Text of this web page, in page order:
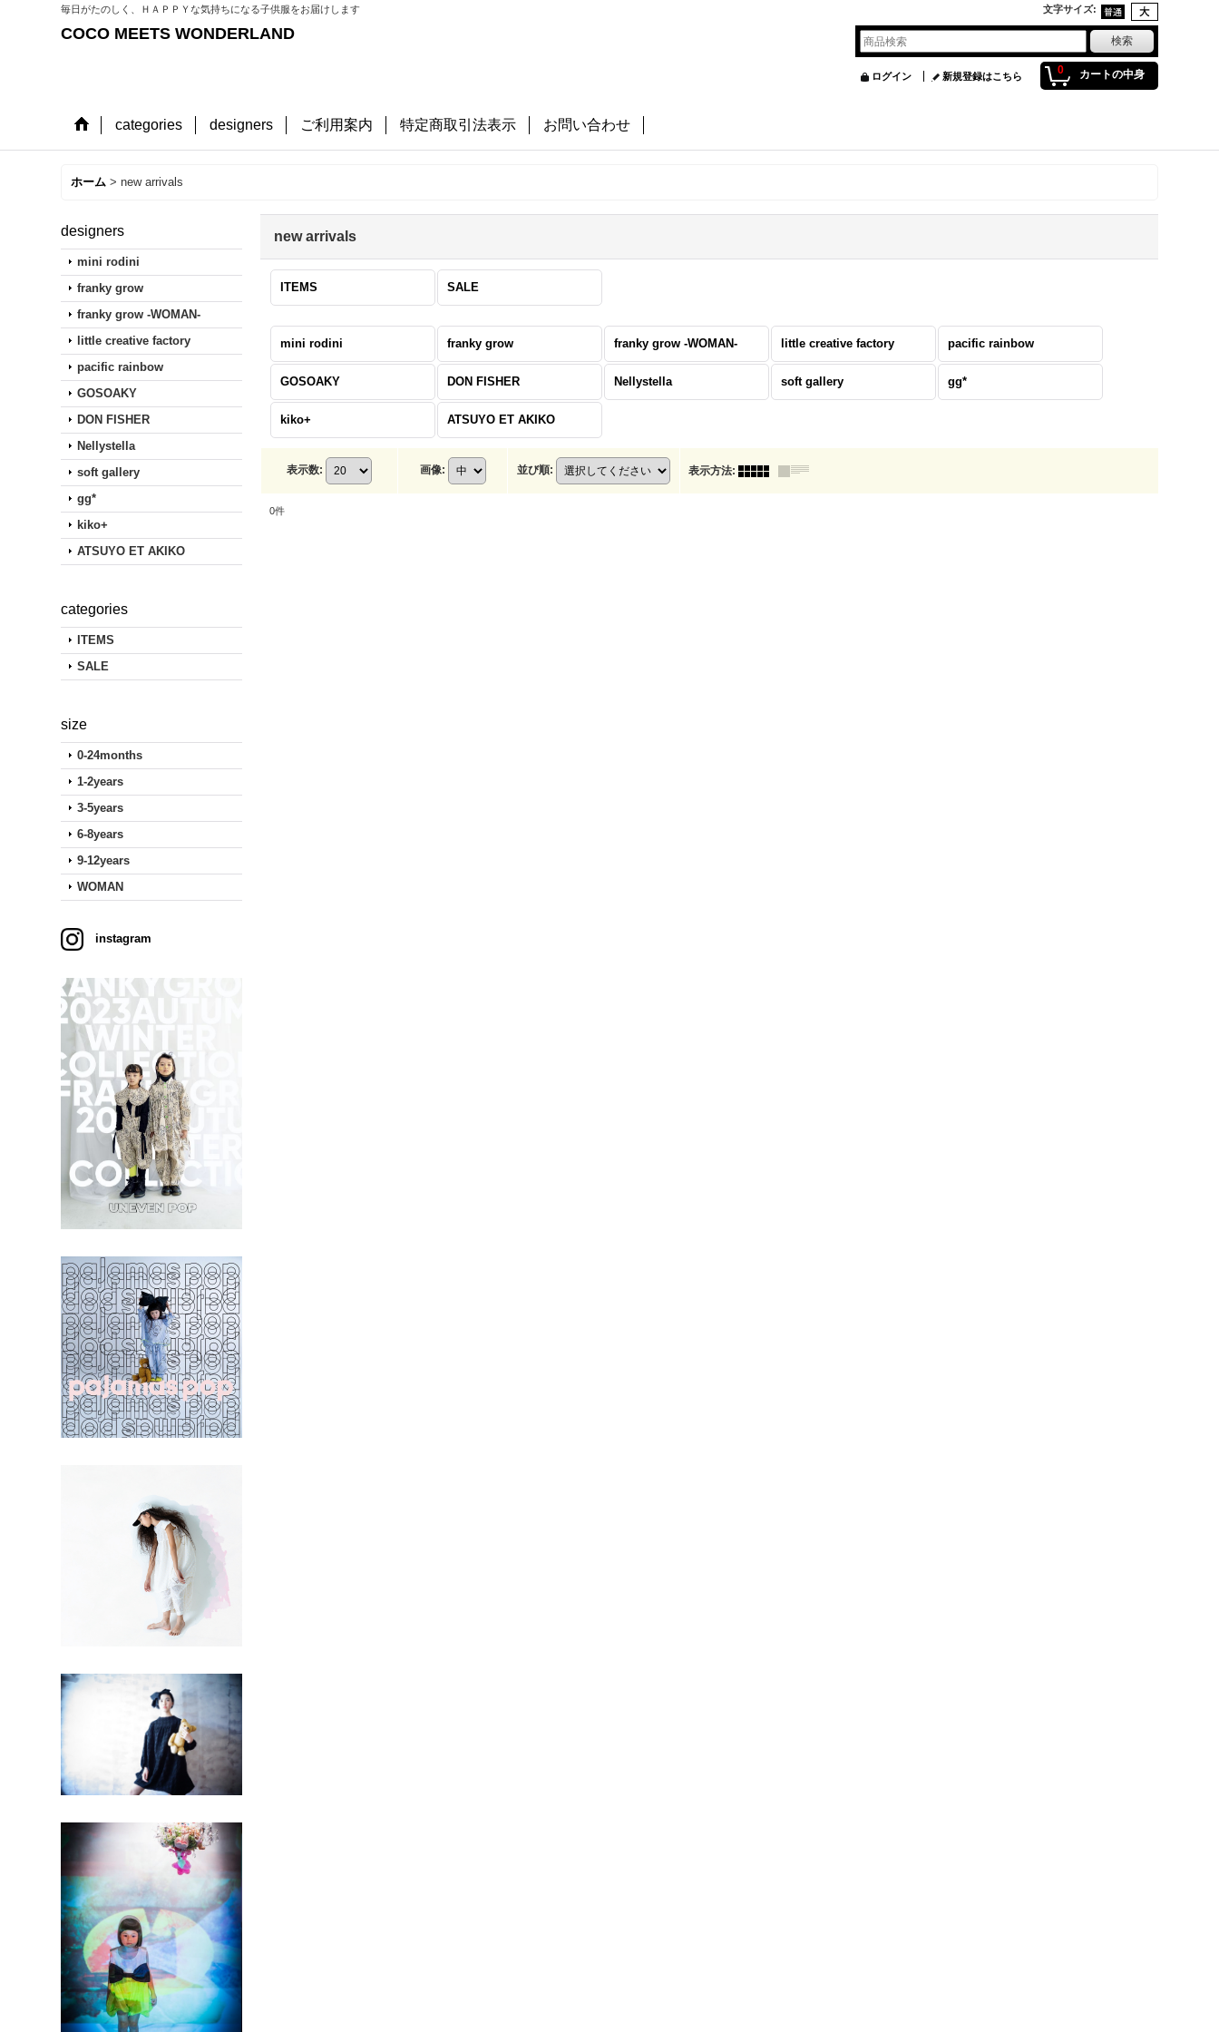
毎日がたのしく、ＨＡＰＰＹな気持ちになる子供服をお届けします 文字サイズ:
COCO MEETS WONDERLAND
0 カートの中身
ログイン 新規登録はこちら
categories designers ご利用案内 特定商取引法表示 お問い合わせ
ホーム > new arrivals
designers
mini rodini
franky grow
franky grow -WOMAN-
little creative factory
pacific rainbow
GOSOAKY
DON FISHER
Nellystella
soft gallery
gg*
kiko+
ATSUYO ET AKIKO
categories
ITEMS
SALE
size
0-24months
1-2years
3-5years
6-8years
9-12years
WOMAN
instagram
new arrivals
ITEMS SALE
mini rodini franky grow franky grow -WOMAN- little creative factory pacific rainbow
GOSOAKY DON FISHER Nellystella soft gallery gg*
kiko+ ATSUYO ET AKIKO
表示数: 画像: 並び順: 表示方法:
0件